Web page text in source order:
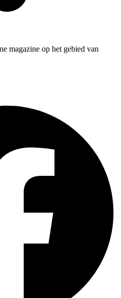
magazine op het gebied van